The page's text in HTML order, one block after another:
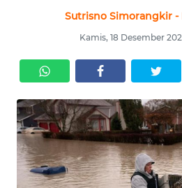
Sutrisno Simorangkir -
Kamis, 18 Desember
EKUIN
SAINS-TEKNO
KESEHATAN